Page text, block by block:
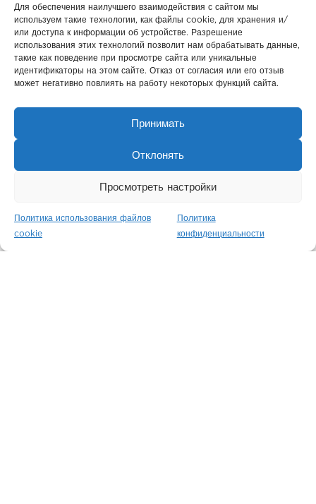
Для обеспечения наилучшего взаимодействия с сайтом мы
используем такие технологии, как файлы cookie, для хранения и/
или доступа к информации об устройстве. Разрешение
использования этих технологий позволит нам обрабатывать данные,
такие как поведение при просмотре сайта или уникальные
идентификаторы на этом сайте. Отказ от согласия или его отзыв
может негативно повлиять на работу некоторых функций сайта.
Принимать
Отклонять
Просмотреть настройки
Политика использования файлов
cookie
Политика
конфиденциальности
Park Modern
Лондон / Англия